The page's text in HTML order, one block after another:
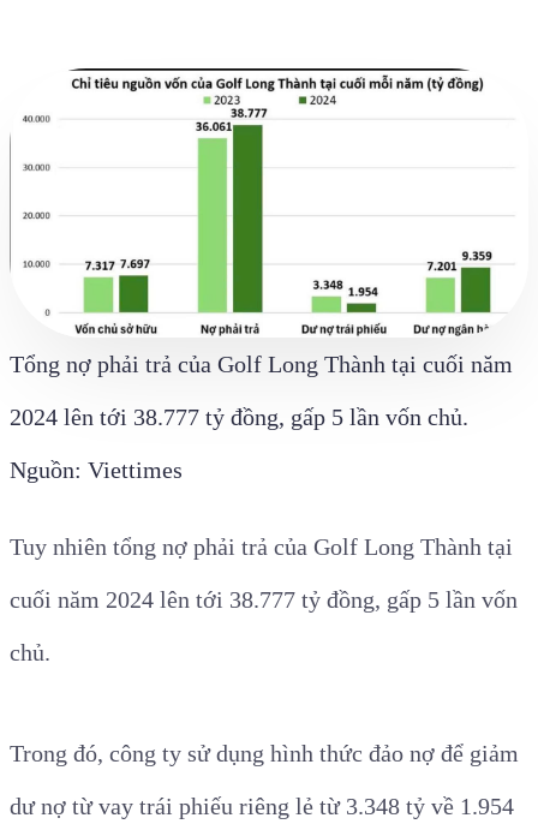
Tổng nợ phải trả của Golf Long Thành tại cuối năm
2024 lên tới 38.777 tỷ đồng, gấp 5 lần vốn chủ.
Nguồn: Viettimes
Tuy nhiên tổng nợ phải trả của Golf Long Thành tại
cuối năm 2024 lên tới 38.777 tỷ đồng, gấp 5 lần vốn
chủ.
Trong đó, công ty sử dụng hình thức đảo nợ để giảm
dư nợ từ vay trái phiếu riêng lẻ từ 3.348 tỷ về 1.954